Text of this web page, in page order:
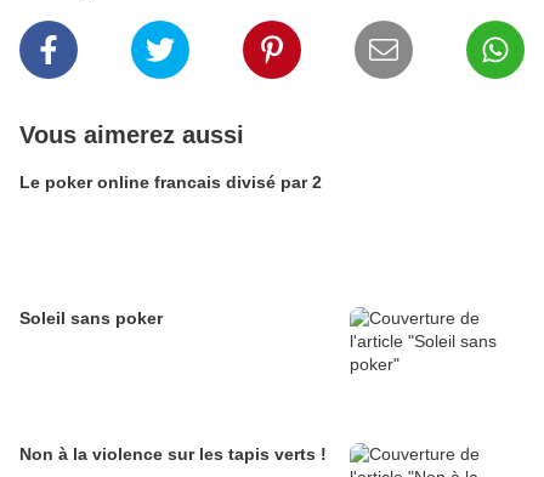
Vous aimerez aussi
Le poker online francais divisé par 2
Soleil sans poker
Non à la violence sur les tapis verts !